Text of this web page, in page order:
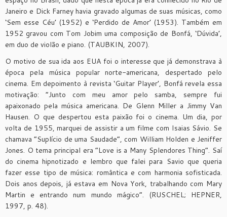
Janeiro e Dick Farney havia gravado algumas de suas músicas, como
‘Sem esse Céu’ (1952) e ‘Perdido de Amor’ (1953). Também em
1952 gravou com Tom Jobim uma composição de Bonfá, ‘Dúvida’,
em duo de violão e piano. (TAUBKIN, 2007).
O motivo de sua ida aos EUA foi o interesse que já demonstrava à
época pela música popular norte-americana, despertado pelo
cinema. Em depoimento à revista ‘Guitar Player’, Bonfá revela essa
motivação: “Junto com meu amor pelo samba, sempre fui
apaixonado pela música americana. De Glenn Miller a Jimmy Van
Hausen. O que despertou esta paixão foi o cinema. Um dia, por
volta de 1955, marquei de assistir a um filme com Isaias Sávio. Se
chamava “Suplício de uma Saudade”, com William Holden e Jeniffer
Jones. O tema principal era “Love is a Many Splendores Thing”. Saí
do cinema hipnotizado e lembro que falei para Savio que queria
fazer esse tipo de música: romântica e com harmonia sofisticada.
Dois anos depois, já estava em Nova York, trabalhando com Mary
Martin e entrando num mundo mágico”. (RUSCHEL; HEPNER,
1997, p. 48).